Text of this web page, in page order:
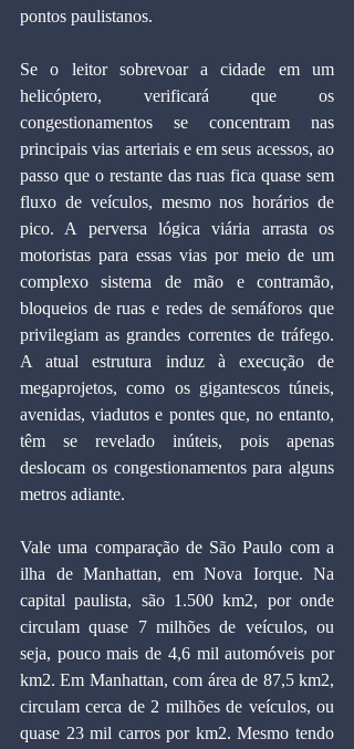
pontos paulistanos.
Se o leitor sobrevoar a cidade em um
helicóptero, verificará que os
congestionamentos se concentram nas
principais vias arteriais e em seus acessos, ao
passo que o restante das ruas fica quase sem
fluxo de veículos, mesmo nos horários de
pico. A perversa lógica viária arrasta os
motoristas para essas vias por meio de um
complexo sistema de mão e contramão,
bloqueios de ruas e redes de semáforos que
privilegiam as grandes correntes de tráfego.
A atual estrutura induz à execução de
megaprojetos, como os gigantescos túneis,
avenidas, viadutos e pontes que, no entanto,
têm se revelado inúteis, pois apenas
deslocam os congestionamentos para alguns
metros adiante.
Vale uma comparação de São Paulo com a
ilha de Manhattan, em Nova Iorque. Na
capital paulista, são 1.500 km2, por onde
circulam quase 7 milhões de veículos, ou
seja, pouco mais de 4,6 mil automóveis por
km2. Em Manhattan, com área de 87,5 km2,
circulam cerca de 2 milhões de veículos, ou
quase 23 mil carros por km2. Mesmo tendo